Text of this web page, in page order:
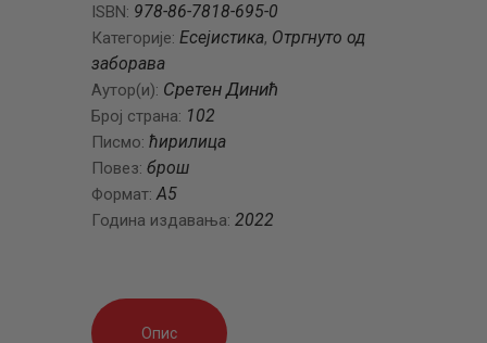
ISBN: 978-86-7818-695-0
Категорије: Есејистика, Отргнуто од
заборава
Аутор(и): Сретен Динић
Број страна: 102
Писмо: ћирилица
Повез: брош
Формат:А5
Година издавања: 2022
Опис